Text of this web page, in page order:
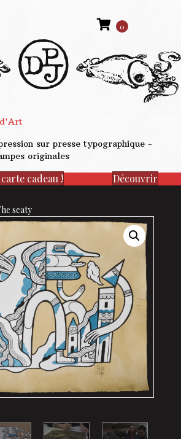
0
sur presse typographique -
originales
cadeau ! Découvrir
seaty